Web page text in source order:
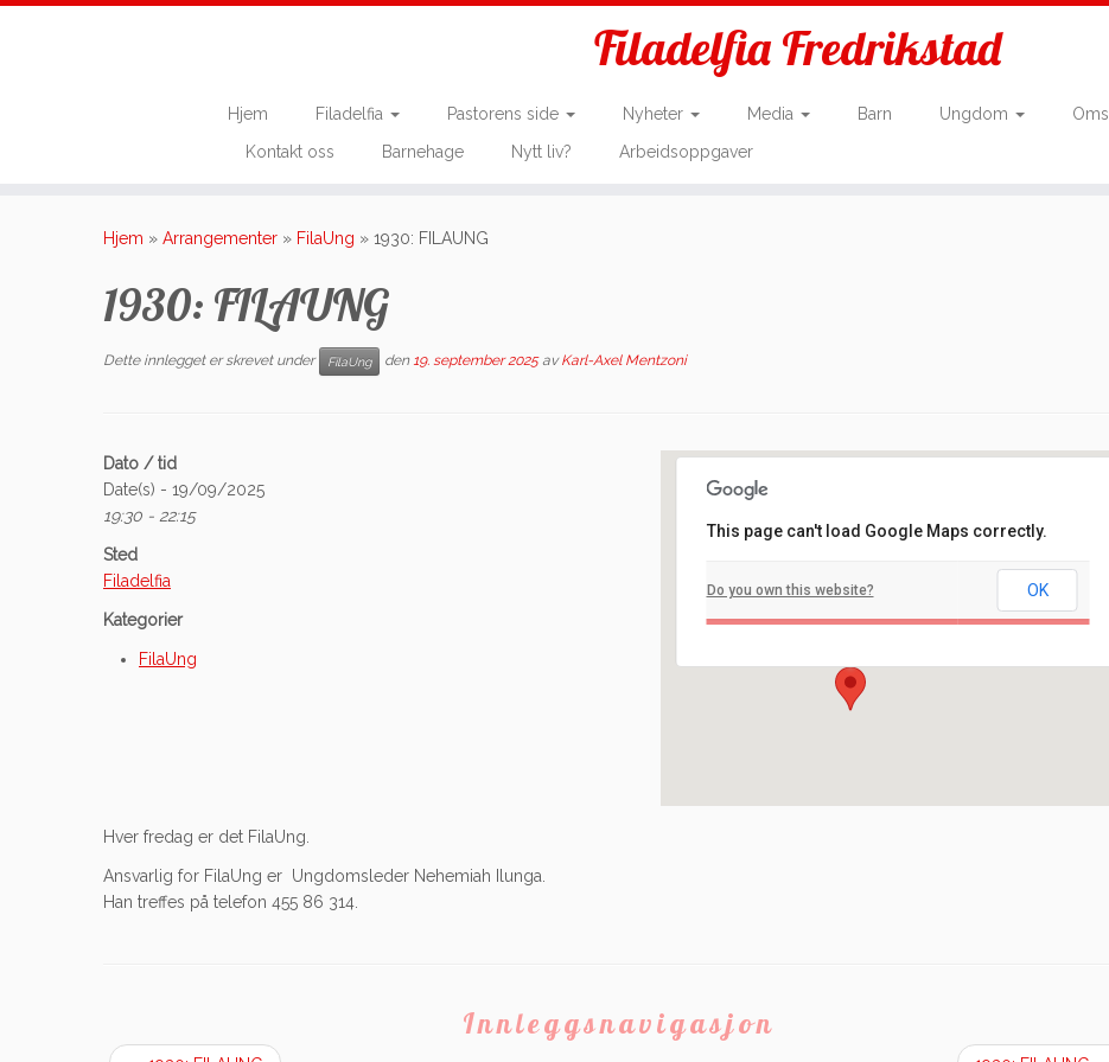
Filadelfia Fredrikstad
Hjem Filadelfia Pastorens side Nyheter Media Barn Ungdom
Kontakt oss
Barnehage Nytt liv? Arbeidsoppgaver
Hjem » Arrangementer » FilaUng » 1930: FILAUNG
1930: FILAUNG
Dette innlegget er skrevet under FilaUng den 19. september 2025 avKarl-Axel Mentzoni
Arrangement
This page can't load Google Maps correctly.
Do you own this website? OK
Dato / tid
Date(s) - 19/09/2025
19:30 - 22:15
Sted
Filadelfia
Kategorier
FilaUng
Hver fredag er det FilaUng.
Ansvarlig for FilaUng er Ungdomsleder Nehemiah Ilunga.
Han treffes på telefon 455 86 314.
Innleggsnavigasjon